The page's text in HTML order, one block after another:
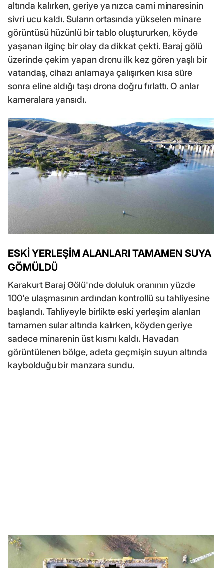
altında kalırken, geriye yalnızca cami minaresinin
sivri ucu kaldı. Suların ortasında yükselen minare
görüntüsü hüzünlü bir tablo oluştururken, köyde
yaşanan ilginç bir olay da dikkat çekti. Baraj gölü
üzerinde çekim yapan dronu ilk kez gören yaşlı bir
vatandaş, cihazı anlamaya çalışırken kısa süre
sonra eline aldığı taşı drona doğru fırlattı. O anlar
kameralara yansıdı.
ESKİ YERLEŞİM ALANLARI TAMAMEN SUYA
GÖMÜLDÜ
Karakurt Baraj Gölü'nde doluluk oranının yüzde
100'e ulaşmasının ardından kontrollü su tahliyesine
başlandı. Tahliyeyle birlikte eski yerleşim alanları
tamamen sular altında kalırken, köyden geriye
sadece minarenin üst kısmı kaldı. Havadan
görüntülenen bölge, adeta geçmişin suyun altında
kaybolduğu bir manzara sundu.